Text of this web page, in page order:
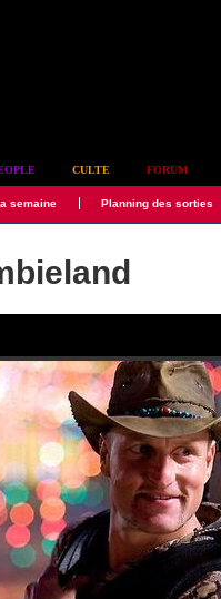
CULTE FORUM
semaine Planning des sorties